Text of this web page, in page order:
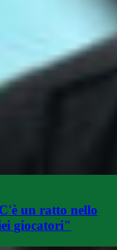
un ratto nello
giocatori"